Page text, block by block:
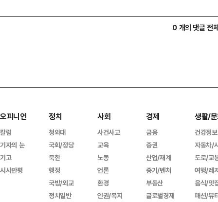
0 개의 댓글 전
오피니언
칼럼
기자의 눈
기고
시사만평
정치
청와대
국회/정당
북한
행정
국방/외교
정치일반
사회
사건사고
교육
노동
언론
환경
인권/복지
경제
금융
증권
산업/재계
중기/벤처
부동산
글로벌경제
생활/
건강정보
자동차/
도로/교
여행/레
음식/맛
패션/뷰